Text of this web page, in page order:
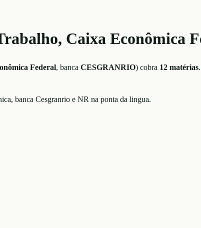
Caixa Econômica
Federal, banca CESGRANRIO) cobra 12 matérias
banca Cesgranrio e NR na ponta da lingua.